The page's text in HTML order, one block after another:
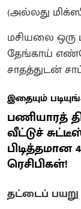
(அல்லது
மசியலை ஒரு
தேங்காய்
சாதத்துடன்
இதையும்
பணியாரத்
வீட்டுச்
பிடித்தமான
ரெசிபிகள்!
தட்டைப் பயறு